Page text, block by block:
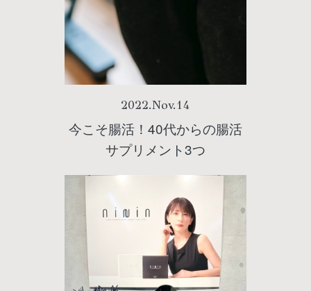
2022.Nov.14
今こそ腸活！40代からの腸活
サプリメント3つ